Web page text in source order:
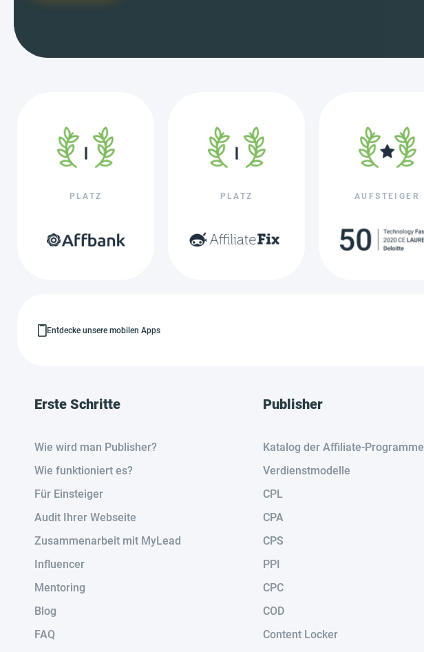
PLATZ PLATZ AUFSTEIGER
Entdecke unsere mobilen Apps
Erste Schritte
Wie wird man Publisher?
Wie funktioniert es?
Für Einsteiger
Audit Ihrer Webseite
Zusammenarbeit mit MyLead
Influencer
Mentoring
Blog
FAQ
Publisher
Katalog der Affiliate-Programme
Verdienstmodelle
CPL
CPA
CPS
PPI
CPC
COD
Content Locker